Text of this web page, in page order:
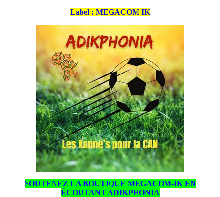
Label : MEGACOM IK
SOUTENEZ LA BOUTIQUE MEGACOM-IK EN
ÉCOUTANT ADIKPHONIA